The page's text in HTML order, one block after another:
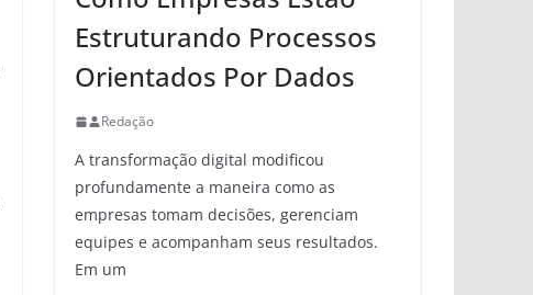
Estruturando Processos
Orientados Por Dados
Redação
A transformação digital modificou
profundamente a maneira como as
empresas tomam decisões, gerenciam
equipes e acompanham seus resultados.
Em um